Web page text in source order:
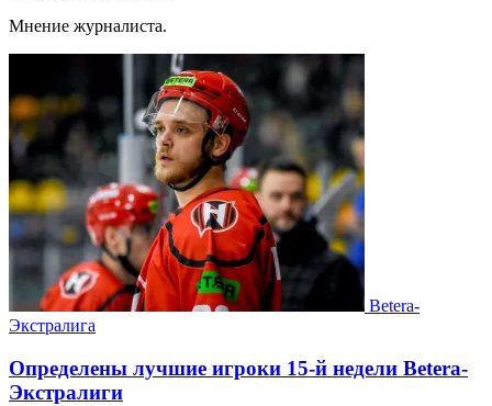
Мнение журналиста.
Betera-
Экстралига
Определены лучшие игроки 15-й недели Betera-
Экстралиги